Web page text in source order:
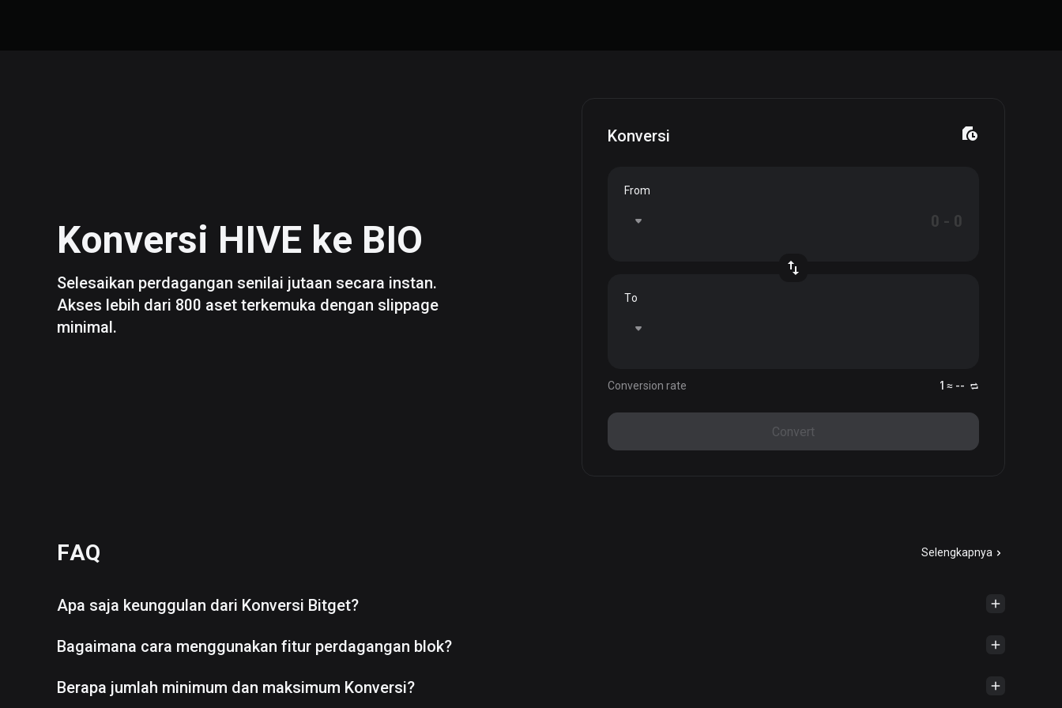
Konversi HIVE ke BIO
Selesaikan perdagangan senilai jutaan secara instan.
Akses lebih dari 800 aset terkemuka dengan slippage
minimal.
Konversi
From
To
Conversion rate 1 ≈ --
Convert
FAQ Selengkapnya
Apa saja keunggulan dari Konversi Bitget?
Bagaimana cara menggunakan fitur perdagangan blok?
Berapa jumlah minimum dan maksimum Konversi?